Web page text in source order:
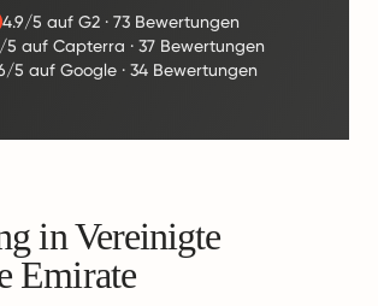
4.9/5 auf G2· 73 Bewertungen
5 auf Capterra · 37 Bewertungen
5 auf Google ·34 Bewertungen
in Vereinigte
Emirate